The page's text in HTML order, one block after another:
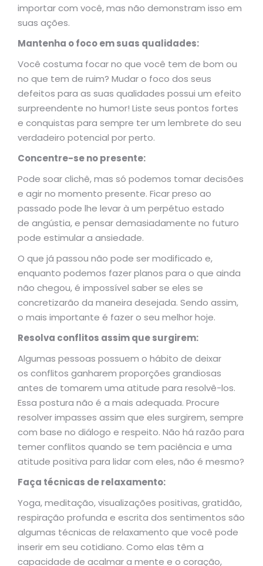
importar com você, mas não demonstram isso em
suas ações.
Mantenha o foco em suas qualidades:
Você costuma focar no que você tem de bom ou
no que tem de ruim? Mudar o foco dos seus
defeitos para as suas qualidades possui um efeito
surpreendente no humor! Liste seus pontos fortes
e conquistas para sempre ter um lembrete do seu
verdadeiro potencial por perto.
Concentre-se no presente:
Pode soar clichê, mas só podemos tomar decisões
e agir no momento presente. Ficar preso ao
passado pode lhe levar à um perpétuo estado
de angústia, e pensar demasiadamente no futuro
pode estimular a ansiedade.
O que já passou não pode ser modificado e,
enquanto podemos fazer planos para o que ainda
não chegou, é impossível saber se eles se
concretizarão da maneira desejada. Sendo assim,
o mais importante é fazer o seu melhor hoje.
Resolva conflitos assim que surgirem:
Algumas pessoas possuem o hábito de deixar
os conflitos ganharem proporções grandiosas
antes de tomarem uma atitude para resolvê-los.
Essa postura não é a mais adequada. Procure
resolver impasses assim que eles surgirem, sempre
com base no diálogo e respeito. Não há razão para
temer conflitos quando se tem paciência e uma
atitude positiva para lidar com eles, não é mesmo?
Faça técnicas de relaxamento:
Yoga, meditação, visualizações positivas, gratidão,
respiração profunda e escrita dos sentimentos são
algumas técnicas de relaxamento que você pode
inserir em seu cotidiano. Como elas têm a
capacidade de acalmar a mente e o coração,